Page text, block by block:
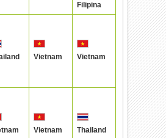
Filipina
Vietnam Vietnam
Vietnam Thailand